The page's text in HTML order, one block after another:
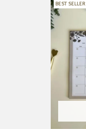
BEST SELLER